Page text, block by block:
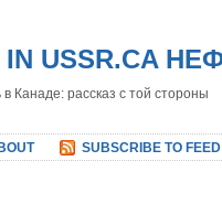
IN USSR.CA
Канаде: рассказ с той стороны
SUBSCRIBE TO FEED